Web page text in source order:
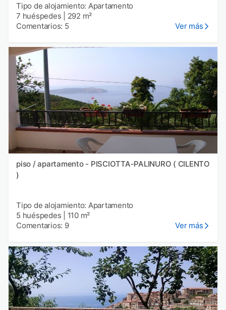
Tipo de alojamiento: Apartamento
7 huéspedes
292 m²
Comentarios: 5
Ver más
piso / apartamento - PISCIOTTA-PALINURO ( CILENTO
)
Tipo de alojamiento: Apartamento
5 huéspedes
110 m²
Comentarios: 9
Ver más